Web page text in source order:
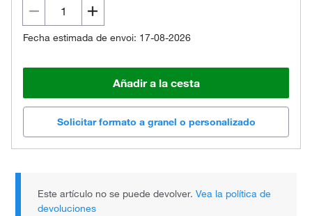
Fecha estimada de envoi: 17-08-2026
Añadir a la cesta
Solicitar formato a granel o personalizado
Este artículo no se puede devolver.Vea la política de
devoluciones